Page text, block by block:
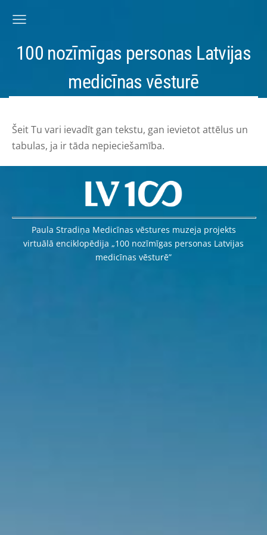
100 nozīmīgas personas Latvijas
medicīnas vēsturē
Šeit Tu vari ievadīt gan tekstu, gan ievietot attēlus un
tabulas, ja ir tāda nepieciešamība.
Paula Stradiņa Medicīnas vēstures muzeja projekts
virtuālā enciklopēdija „100 nozīmīgas personas Latvijas
medicīnas vēsturē”